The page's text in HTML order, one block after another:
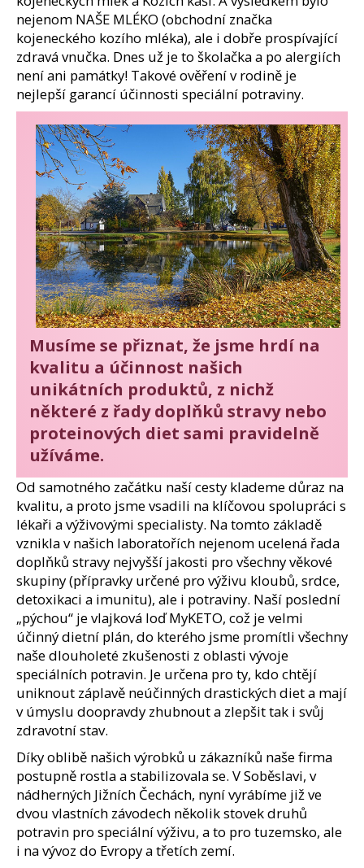
nejenom NAŠE MLÉKO (obchodní značka
kojeneckého kozího mléka), ale i dobře prospívající
zdravá vnučka. Dnes už je to školačka a po alergiích
není ani památky! Takové ověření v rodině je
nejlepší garancí účinnosti speciální potraviny.
Musíme se přiznat, že jsme hrdí na
kvalitu a účinnost našich
unikátních produktů, z nichž
některé z řady doplňků stravy nebo
proteinových diet sami pravidelně
užíváme.
Od samotného začátku naší cesty klademe důraz na
kvalitu, a proto jsme vsadili na klíčovou spolupráci s
lékaři a výživovými specialisty. Na tomto základě
vznikla v našich laboratořích nejenom ucelená řada
doplňků stravy nejvyšší jakosti pro všechny věkové
skupiny (přípravky určené pro výživu kloubů, srdce,
detoxikaci a imunitu), ale i potraviny. Naší poslední
„pýchou“ je vlajková loď MyKETO, což je velmi
účinný dietní plán, do kterého jsme promítli všechny
naše dlouholeté zkušenosti z oblasti vývoje
speciálních potravin. Je určena pro ty, kdo chtějí
uniknout záplavě neúčinných drastických diet a mají
v úmyslu doopravdy zhubnout a zlepšit tak i svůj
zdravotní stav.
Díky oblibě našich výrobků u zákazníků naše firma
postupně rostla a stabilizovala se. V Soběslavi, v
nádherných Jižních Čechách, nyní vyrábíme již ve
dvou vlastních závodech několik stovek druhů
potravin pro speciální výživu, a to pro tuzemsko, ale
i na vývoz do Evropy a třetích zemí.